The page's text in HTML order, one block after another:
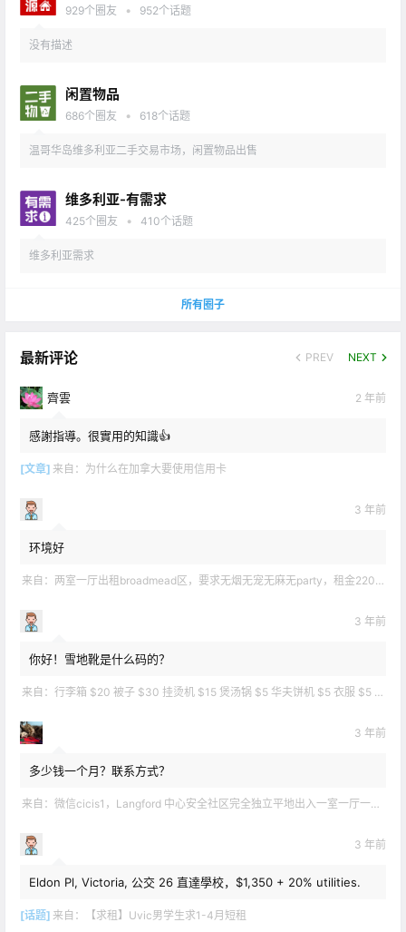
929个圈友 • 952个话题
没有描述
闲置物品
686个圈友 • 618个话题
温哥华岛维多利亚二手交易市场，闲置物品出售
维多利亚-有需求
425个圈友 • 410个话题
维多利亚需求
所有圈子
最新评论 PREV NEXT
齊雲 2 年前
感謝指導。很實用的知識👍
[文章] 来自： 为什么在加拿大要使用信用卡
3 年前
环境好
来自： 两室一厅出租broadmead区，要求无烟无宠无麻无party，租金2200不包水电有意短信联系2508858496
3 年前
你好！雪地靴是什么码的？
来自： 行李箱 $20 被子 $30 挂烫机 $15 煲汤锅 $5 华夫饼机 $5 衣服 $5 雪地靴 $10 滑雪手套 $10 宜家衣物收纳 .
3 年前
多少钱一个月？联系方式？
来自： 微信cicis1，Langford 中心安全社区完全独立平地出入一室一厅一书房步行5分钟到公车站和商业圈 有后花园和.
3 年前
Eldon Pl, Victoria, 公交 26 直達學校，$1,350 + 20% utilities.
[话题] 来自： 【求租】Uvic男学生求1-4月短租